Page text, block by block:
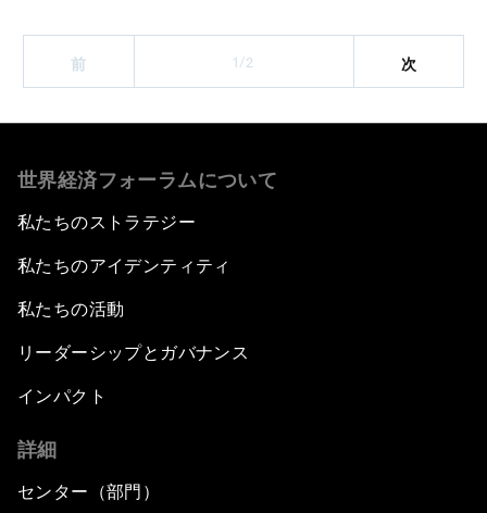
前 1/2 次
世界経済フォーラムについて
私たちのストラテジー
私たちのアイデンティティ
私たちの活動
リーダーシップとガバナンス
インパクト
詳細
センター（部門）